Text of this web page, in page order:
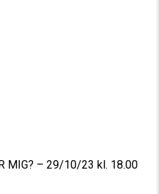
MIG? – 29/10/23 kl. 18.00